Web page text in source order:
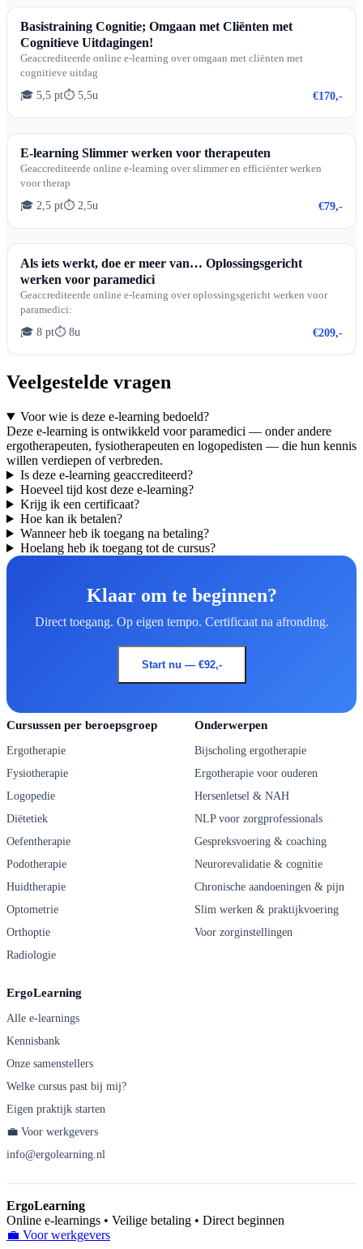
Basistraining Cognitie; Omgaan met Cliënten met
Cognitieve Uitdagingen!
Geaccrediteerde online e-learning over omgaan met cliënten met
cognitieve uitdag
🎓 5,5 pt⏱ 5,5u €170,-
E-learning Slimmer werken voor therapeuten
Geaccrediteerde online e-learning over slimmer en efficiënter werken
voor therap
🎓 2,5 pt⏱ 2,5u €79,-
Als iets werkt, doe er meer van… Oplossingsgericht
werken voor paramedici
Geaccrediteerde online e-learning over oplossingsgericht werken voor
paramedici:
🎓 8 pt⏱ 8u €209,-
Veelgestelde vragen
Voor wie is deze e-learning bedoeld?
Deze e-learning is ontwikkeld voor paramedici — onder andere
ergotherapeuten, fysiotherapeuten en logopedisten — die hun kennis
willen verdiepen of verbreden.
Is deze e-learning geaccrediteerd?
Hoeveel tijd kost deze e-learning?
Krijg ik een certificaat?
Hoe kan ik betalen?
Wanneer heb ik toegang na betaling?
Hoelang heb ik toegang tot de cursus?
Klaar om te beginnen?
Direct toegang. Op eigen tempo. Certificaat na afronding.
Start nu — €92,-
Cursussen per beroepsgroep
Ergotherapie
Fysiotherapie
Logopedie
Diëtetiek
Oefentherapie
Podotherapie
Huidtherapie
Optometrie
Orthoptie
Radiologie
Onderwerpen
Bijscholing ergotherapie
Ergotherapie voor ouderen
Hersenletsel & NAH
NLP voor zorgprofessionals
Gespreksvoering & coaching
Neurorevalidatie & cognitie
Chronische aandoeningen & pijn
Slim werken & praktijkvoering
Voor zorginstellingen
ErgoLearning
Alle e-learnings
Kennisbank
Onze samenstellers
Welke cursus past bij mij?
Eigen praktijk starten
💼 Voor werkgevers
info@ergolearning.nl
ErgoLearning
Online e-learnings • Veilige betaling • Direct beginnen
💼 Voor werkgevers